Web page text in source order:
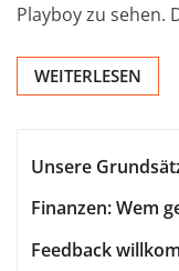
Playboy zu sehen.
WEITERLESEN
Unsere
Finanzen: Wem
Feedback